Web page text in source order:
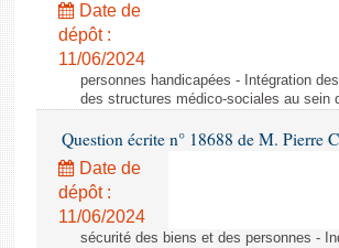
Date de
dépôt :
11/06/2024
personnes handicapées - Intégration
des structures médico-sociales au sein
Question écrite n° 18688 de M. Pierre
Date de
dépôt :
11/06/2024
sécurité des biens et des personnes -